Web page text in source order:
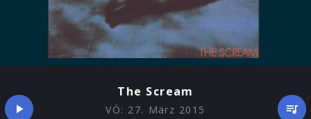
The Scream
VÖ: 27. März 2015